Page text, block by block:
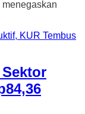
menegaskan